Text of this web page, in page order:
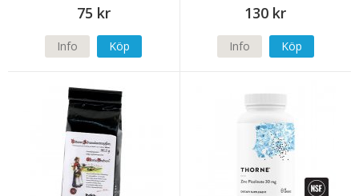
75 kr
Info Köp
130 kr
Info Köp